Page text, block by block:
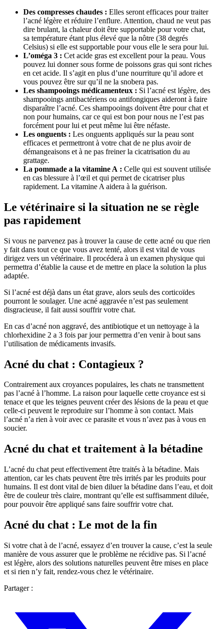
Des compresses chaudes : Elles seront efficaces pour traiter
l’acné légère et réduire l’enflure. Attention, chaud ne veut pas
dire brulant, la chaleur doit être supportable pour votre chat,
sa température étant plus élevé que la nôtre (38 degrés
Celsius) si elle est supportable pour vous elle le sera pour lui.
L’oméga 3 : Cet acide gras est excellent pour la peau. Vous
pouvez lui donner sous forme de poissons gras qui sont riches
en cet acide. Il s’agit en plus d’une nourriture qu’il adore et
vous pouvez être sur qu’il ne la snobera pas.
Les shampooings médicamenteux : Si l’acné est légère, des
shampooings antibactériens ou antifongiques aideront à faire
disparaître l’acné. Ces shampooings doivent être pour chat et
non pour humains, car ce qui est bon pour nous ne l’est pas
forcément pour lui et peut même lui être néfaste.
Les onguents : Les onguents appliqués sur la peau sont
efficaces et permettront à votre chat de ne plus avoir de
démangeaisons et à ne pas freiner la cicatrisation du au
grattage.
La pommade a la vitamine A : Celle qui est souvent utilisée
en cas blessure à l’œil et qui permet de cicatriser plus
rapidement. La vitamine A aidera à la guérison.
Le vétérinaire si la situation ne se règle
pas rapidement
Si vous ne parvenez pas à trouver la cause de cette acné ou que rien
y fait dans tout ce que vous avez tenté, alors il est vital de vous
dirigez vers un vétérinaire. Il procédera à un examen physique qui
permettra d’établie la cause et de mettre en place la solution la plus
adaptée.
Si l’acné est déjà dans un état grave, alors seuls des corticoïdes
pourront le soulager. Une acné aggravée n’est pas seulement
disgracieuse, il fait aussi souffrir votre chat.
En cas d’acné non aggravé, des antibiotique et un nettoyage à la
chlorhexidine 2 a 3 fois par jour permettra d’en venir à bout sans
l’utilisation de médicaments invasifs.
Acné du chat : Contagieux ?
Contrairement aux croyances populaires, les chats ne transmettent
pas l’acné à l’homme. La raison pour laquelle cette croyance est si
tenace et que les teignes peuvent créer des lésions de la peau et que
celle-ci peuvent le reproduire sur l’homme à son contact. Mais
l’acné n’a rien à voir avec ce parasite et vous n’avez pas à vous en
soucier.
Acné du chat et traitement à la bétadine
L’acné du chat peut effectivement être traités à la bétadine. Mais
attention, car les chats peuvent être très irrités par les produits pour
humains. Il est dont vital de bien diluer la bétadine dans l’eau, et doit
être de couleur très claire, montrant qu’elle est suffisamment diluée,
pour pouvoir être appliqué sans faire souffrir votre chat.
Acné du chat : Le mot de la fin
Si votre chat à de l’acné, essayez d’en trouver la cause, c’est la seule
manière de vous assurer que le problème ne récidive pas. Si l’acné
est légère, alors des solutions naturelles peuvent être mises en place
et si rien n’y fait, rendez-vous chez le vétérinaire.
Partager :